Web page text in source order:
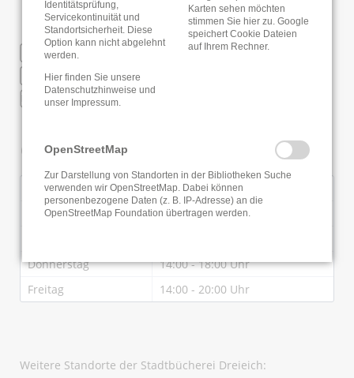
WLAN
RFID
Online Anmeldung
Öffnungszeiten
Montag
14:00 - 18:00 Uhr
Dienstag
14:00 - 18:00 Uhr
Donnerstag
14:00 - 18:00 Uhr
Freitag
14:00 - 20:00 Uhr
Weitere Standorte der Stadtbücherei Dreieich:
Identitätsprüfung,
Servicekontinuität und
Standortsicherheit. Diese
Option kann nicht abgelehnt
werden.
Hier finden Sie unsere
Datenschutzhinweise und
unser Impressum.
Karten sehen möchten
stimmen Sie hier zu. Google
speichert Cookie Dateien
auf Ihrem Rechner.
OpenStreetMap
Zur Darstellung von Standorten in der Bibliotheken Suche
verwenden wir OpenStreetMap. Dabei können
personenbezogene Daten (z. B. IP-Adresse) an die
OpenStreetMap Foundation übertragen werden.